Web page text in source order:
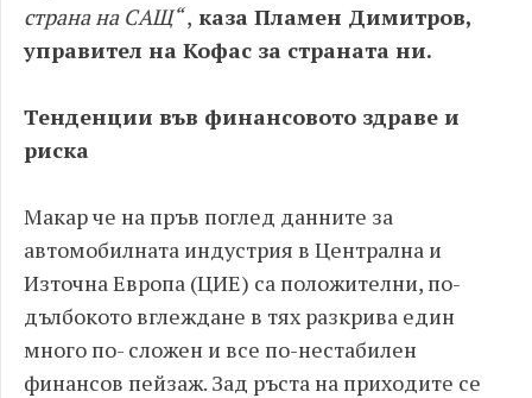
страна на САЩ“, каза Пламен Димитров,
управител на Кофас за страната ни.
Тенденции във финансовото здраве и
риска
Макар че на пръв поглед данните за
автомобилната индустрия в Централна и
Източна Европа (ЦИЕ) са положителни, по-
дълбокото вглеждане в тях разкрива един
много по- сложен и все по-нестабилен
финансов пейзаж. Зад ръста на приходите се